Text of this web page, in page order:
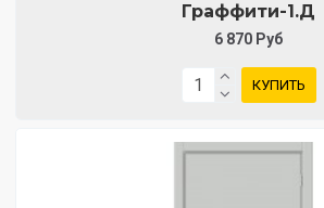
Граффити-1.Д
6 870 Руб
КУПИТЬ